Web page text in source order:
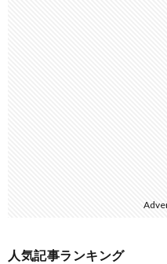
人気記事ランキング